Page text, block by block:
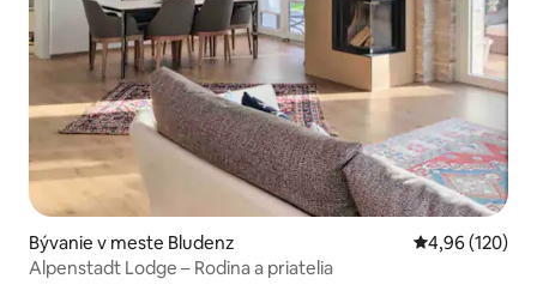
Bývanie v meste Bludenz Priemerné
4,96 (120)
Alpenstadt Lodge – Rodina a priatelia